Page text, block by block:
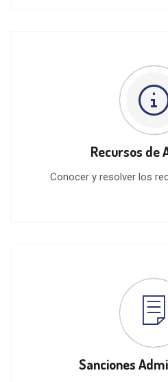
Recursos de
Conocer y resolver los
Sanciones